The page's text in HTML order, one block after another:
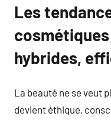
Les
hybrides,
La beauté ne se veut
devient éthique,